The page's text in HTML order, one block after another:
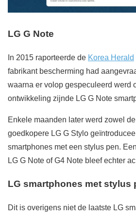
LG G Note
In 2015 raporteerde de Korea Herald
fabrikant bescherming had
waarna er volop gespeculeerd werd
ontwikkeling zijnde LG G Note
Enkele maanden later werd zowel de
goedkopere LG G Stylo
smartphones met een stylus pen.
LG G Note of G4 Note bleef echter
LG smartphones met stylus
Dit is overigens niet de laatste LG